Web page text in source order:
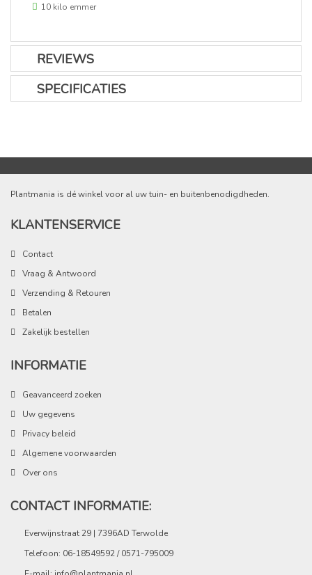
10 kilo emmer
REVIEWS
SPECIFICATIES
Plantmania is dé winkel voor al uw tuin- en buitenbenodigdheden.
KLANTENSERVICE
Contact
Vraag & Antwoord
Verzending & Retouren
Betalen
Zakelijk bestellen
INFORMATIE
Geavanceerd zoeken
Uw gegevens
Privacy beleid
Algemene voorwaarden
Over ons
CONTACT INFORMATIE:
Everwijnstraat 29 | 7396AD Terwolde
Telefoon: 06-18549592 / 0571-795009